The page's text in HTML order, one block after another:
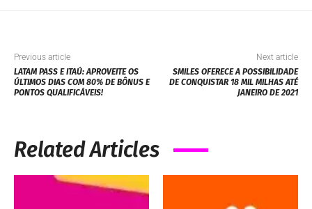
Previous article
LATAM PASS E ITAÚ: APROVEITE OS
ÚLTIMOS DIAS COM 80% DE BÔNUS E
PONTOS QUALIFICÁVEIS!
Next article
SMILES OFERECE A POSSIBILIDADE
DE CONQUISTAR 18 MIL MILHAS ATÉ
JANEIRO DE 2021
Related Articles